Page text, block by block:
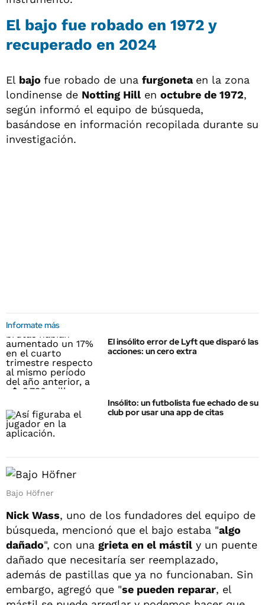
El bajo fue robado en 1972 y
recuperado en 2024
El bajo fue robado de una furgoneta en la zona
londinense de Notting Hill en octubre de 1972,
según informó el equipo de búsqueda,
basándose en información recopilada durante su
investigación.
Informate más
El insólito error de Lyft que disparó las
acciones: un cero extra
Insólito: un futbolista fue echado de su
club por usar una app de citas
Bajo Höfner
Nick Wass, uno de los fundadores del equipo de
búsqueda, mencionó que el bajo estaba "algo
dañado", con una grieta en el mástil y un puente
dañado que necesitaría ser reemplazado,
además de pastillas que ya no funcionaban. Sin
embargo, agregó que "se pueden reparar, el